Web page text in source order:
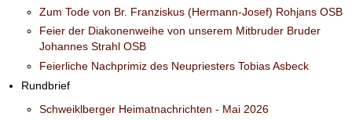
Zum Tode von Br. Franziskus (Hermann-Josef) Rohjans OSB
Feier der Diakonenweihe von unserem Mitbruder Bruder
Johannes Strahl OSB
Feierliche Nachprimiz des Neupriesters Tobias Asbeck
Rundbrief
Schweiklberger Heimatnachrichten - Mai 2026